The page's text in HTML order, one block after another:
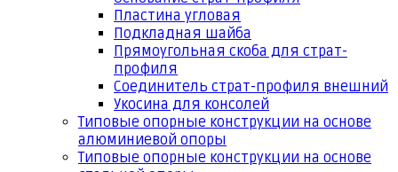
Пластина угловая
Подкладная шайба
Прямоугольная скоба для страт-
профиля
Соединитель страт-профиля внешний
Укосина для консолей
Типовые опорные конструкции на основе
алюминиевой опоры
Типовые опорные конструкции на основе